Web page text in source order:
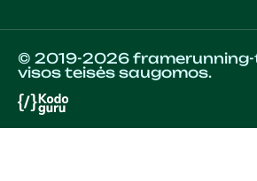
© 2019-2026
visos teisės saugomos.